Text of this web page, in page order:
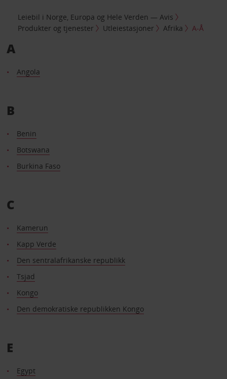
Leiebil i Norge, Europa og Hele Verden — Avis
Produkter og tjenester
Utleiestasjoner Afrika A-Å
A
Angola
B
Benin
Botswana
Burkina Faso
C
Kamerun
Kapp Verde
Den sentralafrikanske republikk
Tsjad
Kongo
Den demokratiske republikken Kongo
E
Egypt